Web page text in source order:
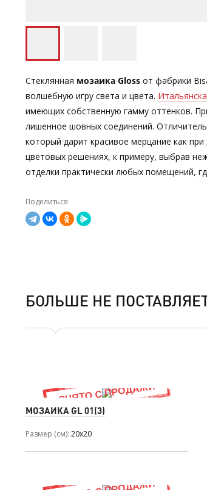
Стеклянная мозаика Gloss от фабрики
волшебную игру света и цвета.
имеющих собственную гамму оттенков.
лишенное шовных соединений.
который дарит красивое мерцание как
цветовых решениях, к примеру, выбрав
отделки практически любых помещений,
Поделиться
БОЛЬШЕ НЕ
МОЗАИКА GL 01(3)
Размер (см) 20x20